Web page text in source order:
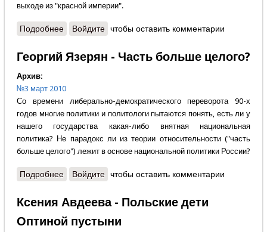
выходе из "красной империи".
Подробнеео Александр Москалёв - "Лёд иудейский и
Войдите чтобы оставить комментарии
Георгий Язерян - Часть больше целого?
Архив:
№3 март 2010
Со времени либерально-демократического переворота 90-х
годов многие политики и политологи пытаются понять, есть ли у
нашего государства какая-либо внятная национальная
политика? Не парадокс ли из теории относительности ("часть
больше целого") лежит в основе национальной политики России?
Подробнеео Георгий Язерян - Часть больше целого?
Войдите чтобы оставить комментарии
Ксения Авдеева - Польские дети
Оптиной пустыни